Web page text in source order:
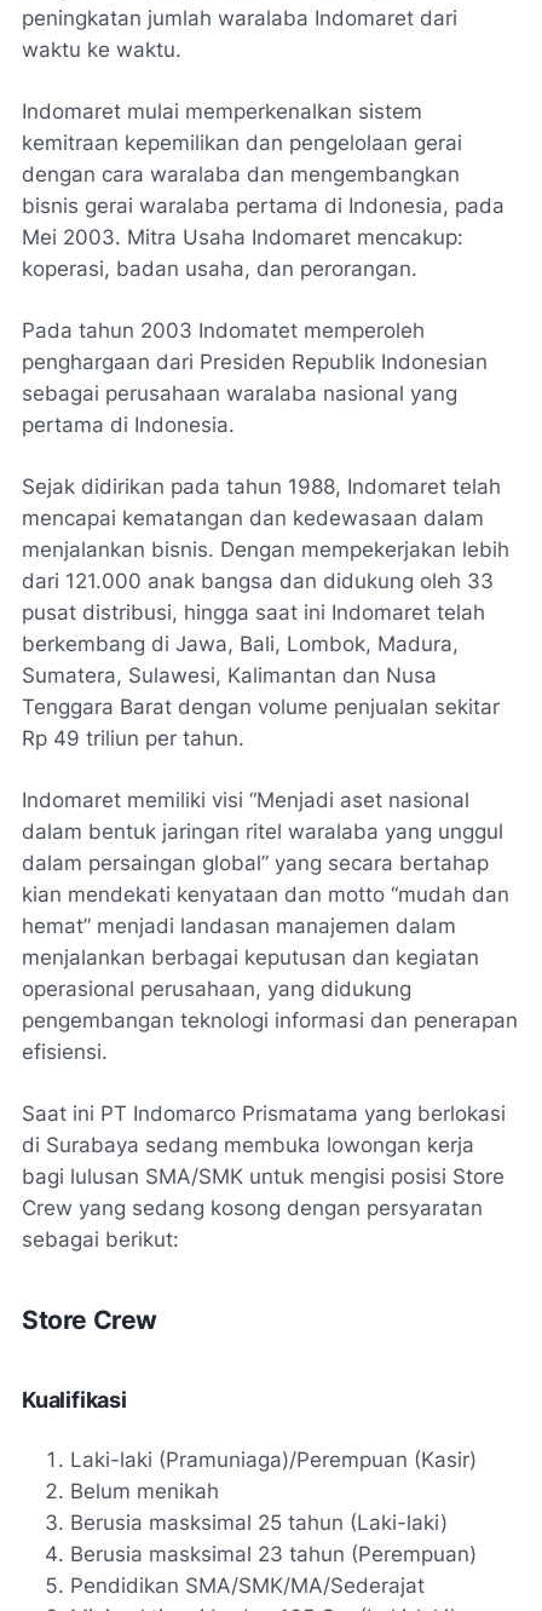
peningkatan jumlah waralaba Indomaret dari
waktu ke waktu.
Indomaret mulai memperkenalkan sistem
kemitraan kepemilikan dan pengelolaan gerai
dengan cara waralaba dan mengembangkan
bisnis gerai waralaba pertama di Indonesia, pada
Mei 2003. Mitra Usaha Indomaret mencakup:
koperasi, badan usaha, dan perorangan.
Pada tahun 2003 Indomatet memperoleh
penghargaan dari Presiden Republik Indonesian
sebagai perusahaan waralaba nasional yang
pertama di Indonesia.
Sejak didirikan pada tahun 1988, Indomaret telah
mencapai kematangan dan kedewasaan dalam
menjalankan bisnis. Dengan mempekerjakan lebih
dari 121.000 anak bangsa dan didukung oleh 33
pusat distribusi, hingga saat ini Indomaret telah
berkembang di Jawa, Bali, Lombok, Madura,
Sumatera, Sulawesi, Kalimantan dan Nusa
Tenggara Barat dengan volume penjualan sekitar
Rp 49 triliun per tahun.
Indomaret memiliki visi “Menjadi aset nasional
dalam bentuk jaringan ritel waralaba yang unggul
dalam persaingan global” yang secara bertahap
kian mendekati kenyataan dan motto “mudah dan
hemat” menjadi landasan manajemen dalam
menjalankan berbagai keputusan dan kegiatan
operasional perusahaan, yang didukung
pengembangan teknologi informasi dan penerapan
efisiensi.
Saat ini PT Indomarco Prismatama yang berlokasi
di Surabaya sedang membuka lowongan kerja
bagi lulusan SMA/SMK untuk mengisi posisi Store
Crew yang sedang kosong dengan persyaratan
sebagai berikut:
Store Crew
Kualifikasi
Laki-laki (Pramuniaga)/Perempuan (Kasir)
Belum menikah
Berusia masksimal 25 tahun (Laki-laki)
Berusia masksimal 23 tahun (Perempuan)
Pendidikan SMA/SMK/MA/Sederajat